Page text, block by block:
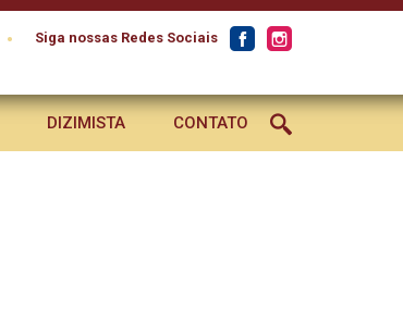
• Siga nossas Redes Sociais
DIZIMISTA CONTATO